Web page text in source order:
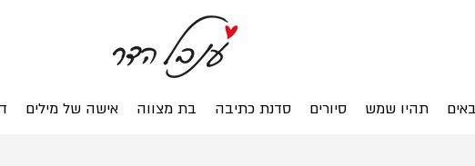
תהיו שמש סיורים סדנת כתיבה בת מצווה אישה של מילים